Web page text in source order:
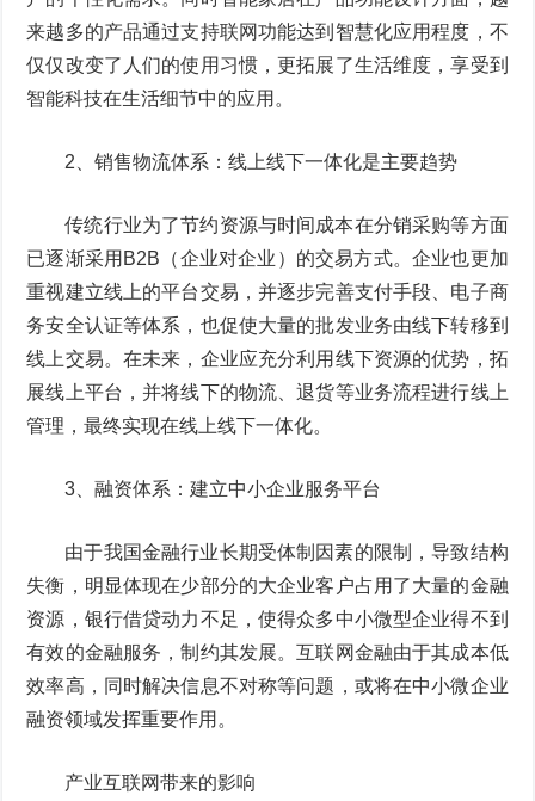
来越多的产品通过支持联网功能达到智慧化应用程度，不
仅仅改变了人们的使用习惯，更拓展了生活维度，享受到
智能科技在生活细节中的应用。
2、销售物流体系：线上线下一体化是主要趋势
传统行业为了节约资源与时间成本在分销采购等方面
已逐渐采用B2B（企业对企业）的交易方式。企业也更加
重视建立线上的平台交易，并逐步完善支付手段、电子商
务安全认证等体系，也促使大量的批发业务由线下转移到
线上交易。在未来，企业应充分利用线下资源的优势，拓
展线上平台，并将线下的物流、退货等业务流程进行线上
管理，最终实现在线上线下一体化。
3、融资体系：建立中小企业服务平台
由于我国金融行业长期受体制因素的限制，导致结构
失衡，明显体现在少部分的大企业客户占用了大量的金融
资源，银行借贷动力不足，使得众多中小微型企业得不到
有效的金融服务，制约其发展。互联网金融由于其成本低
效率高，同时解决信息不对称等问题，或将在中小微企业
融资领域发挥重要作用。
产业互联网带来的影响